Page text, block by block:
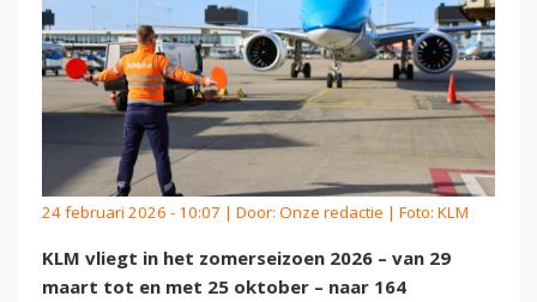
24 februari 2026 - 10:07 | Door: Onze redactie | Foto: KLM
KLM vliegt in het zomerseizoen 2026 – van 29
maart tot en met 25 oktober – naar 164